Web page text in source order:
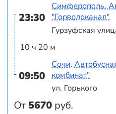
23:30
10 ч 20 м
09:50
От 5670 руб.
Симферополь,
"Горводоканал"
Гурзуфская
Сочи,
комбинат"
ул. Горького